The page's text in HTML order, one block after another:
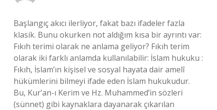
Başlangıç akıcı ilerliyor, fakat bazı ifadeler fazla
klasik. Bunu okurken not aldığım kısa bir ayrıntı var:
Fıkıh terimi olarak ne anlama geliyor? Fıkıh terim
olarak iki farklı anlamda kullanılabilir: İslam hukuku :
Fıkıh, İslam’ın kişisel ve sosyal hayata dair amelî
hükümlerini bilmeyi ifade eden İslam hukukudur.
Bu, Kur’an-ı Kerim ve Hz. Muhammed’in sözleri
(sünnet) gibi kaynaklara dayanarak çıkarılan